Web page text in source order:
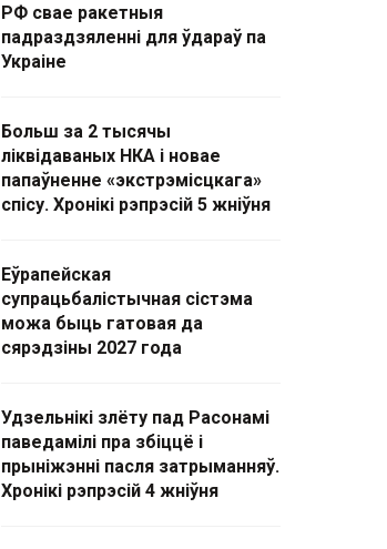
РФ свае ракетныя
падраздзяленні для ўдараў па
Украіне
Больш за 2 тысячы
ліквідаваных НКА і новае
папаўненне «экстрэмісцкага»
спісу. Хронікі рэпрэсій 5 жніўня
Еўрапейская
супрацьбалістычная сістэма
можа быць гатовая да
сярэдзіны 2027 года
Удзельнікі злёту пад Расонамі
паведамілі пра збіццё і
прыніжэнні пасля затрыманняў.
Хронікі рэпрэсій 4 жніўня